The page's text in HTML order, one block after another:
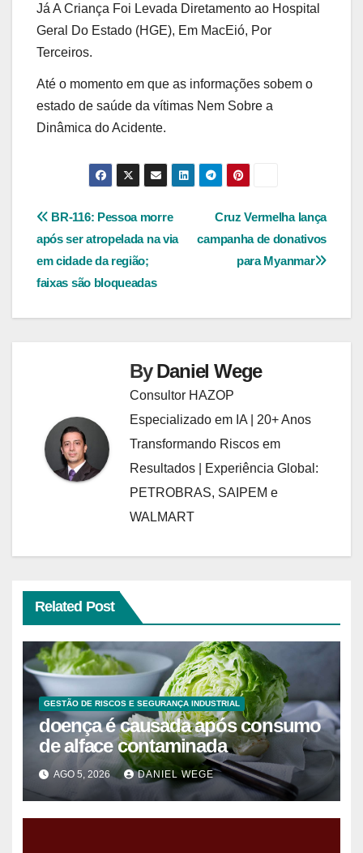
Já A Criança Foi Levada Diretamento ao Hospital
Geral Do Estado (HGE), Em MacEió, Por
Terceiros.
Até o momento em que as informações sobem o
estado de saúde da vítimas Nem Sobre a
Dinâmica do Acidente.
Navegação
de
Post
Cruz Vermelha lança
campanha de donativos
para Myanmar
BR-116: Pessoa morre
após ser atropelada na via
em cidade da região;
faixas são bloqueadas
ByDaniel Wege
Consultor HAZOP
Especializado em IA | 20+ Anos
Transformando Riscos em
Resultados | Experiência Global:
PETROBRAS, SAIPEM e
WALMART
Related Post
GESTÃO DE RISCOS E SEGURANÇA INDUSTRIAL
doença é causada após consumo
de alface contaminada
AGO 5, 2026 DANIEL WEGE